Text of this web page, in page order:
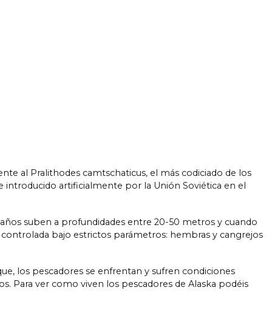
al Pralithodes camtschaticus, el más codiciado de los
introducido artificialmente por la Unión Soviética en el
suben a profundidades entre 20-50 metros y cuando
bajo estrictos parámetros: hembras y cangrejos
los pescadores se enfrentan y sufren condiciones
Para ver como viven los pescadores de Alaska podéis